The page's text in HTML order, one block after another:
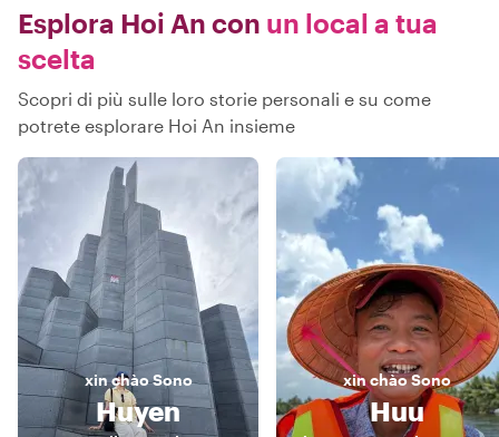
Esplora Hoi An con un local a tua
scelta
Scopri di più sulle loro storie personali e su come
potrete esplorare Hoi An insieme
xin chàoSono
Huyen
xin chàoSono
Huu